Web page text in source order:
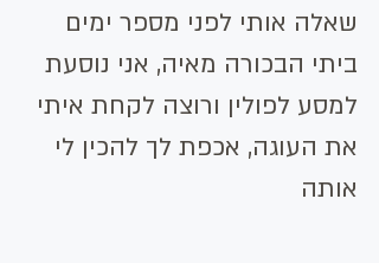
שאלה אותי לפני מספר ימים
ביתי הבכורה מאיה, אני נוסעת
למסע לפולין ורוצה לקחת איתי
את העוגה, אכפת לך להכין לי
אותה